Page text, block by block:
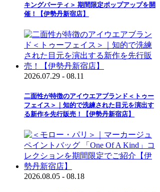
キングパーティ＞ 期間限定ポップアップを開
催！【伊勢丹新宿店】
2026.07.29 - 08.11
二面性が特徴のアイウエアブランド＜トゥー
フェイス＞｜知的で洗練された目元を演出す
る新作を先行販売！【伊勢丹新宿店】
2026.08.05 - 08.18